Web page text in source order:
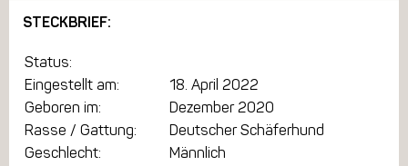
STECKBRIEF:
Status:
Eingestellt am:
18. April 2022
Geboren im:
Dezember 2020
Rasse / Gattung:
Deutscher Schäferhund
Geschlecht:
Männlich